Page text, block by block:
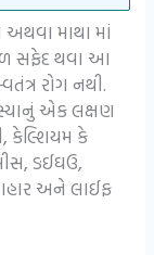
માથા માં
સફેદ થવા આ
રોગ નથી.
એક લક્ષણ
કેલ્શિયમ કે
ઙઈઘઉ,
અને લાઈફ